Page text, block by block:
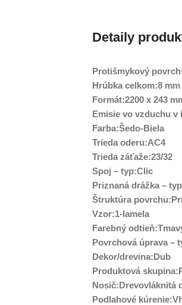
Detaily
Protišmykový
Hrúbka celkom:8 mm
Formát:2200 x 243
Emisie vo vzduchu v
Farba:Šedo-Biela
Trieda oderu:AC4
Trieda záťaže:23/32
Spoj – typ:Clic
Priznaná drážka –
Štruktúra
Vzor:1-lamela
Farebný
Povrchová úprava –
Dekor/drevina:Dub
Produktová
Nosič:Drevovláknitá
Podlahové